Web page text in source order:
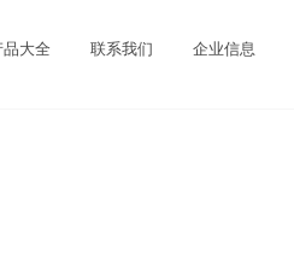
品大全 联系我们 企业信息